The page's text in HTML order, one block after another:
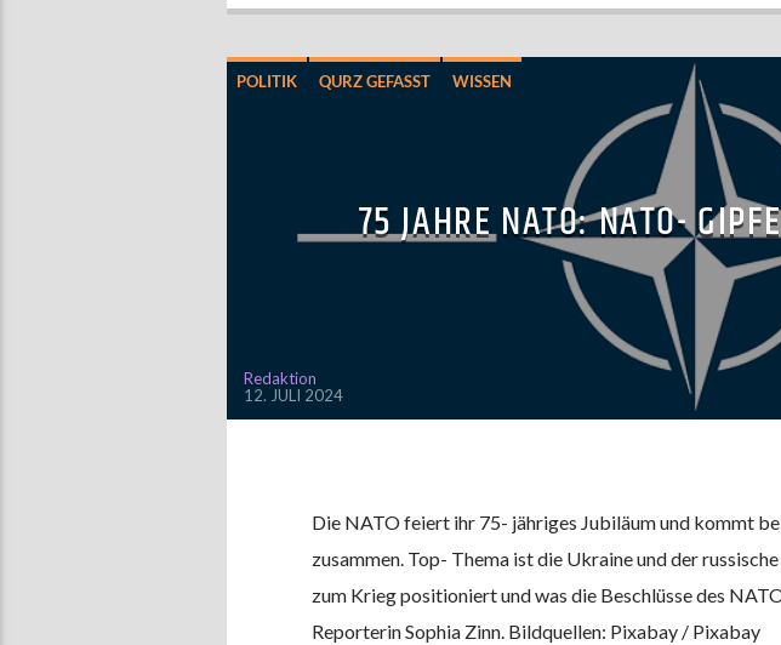
POLITIK QURZ GEFASST WISSEN
75 JAHRE NATO: NATO-
Redaktion
12. JULI 2024
Die NATO feiert ihr 75- jähriges Jubiläum und kommt
zusammen. Top- Thema ist die Ukraine und der
zum Krieg positioniert und was die Beschlüsse des
Reporterin Sophia Zinn. Bildquellen: Pixabay / Pixabay